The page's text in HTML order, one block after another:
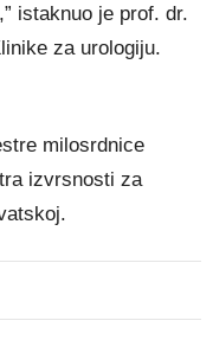
istaknuo je prof. dr.
za urologiju.
milosrdnice
izvrsnosti za